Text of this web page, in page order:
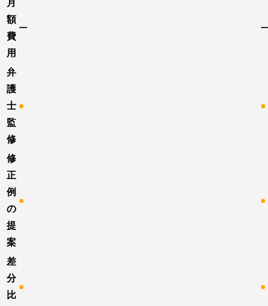
月
額
費
用
ー
弁
護
士
監
修
● ●
修
正
例
の
提
案
● ●
差
分
比
● ●